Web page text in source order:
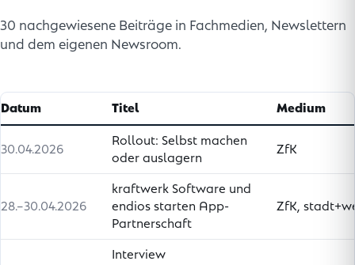
30 nachgewiesene Beiträge in Fachmedien, Newslettern
und dem eigenen Newsroom.
Datum Titel Medium
30.04.2026
Rollout: Selbst machen
oder auslagern
ZfK
28.–30.04.2026
kraftwerk Software und
endios starten App-
Partnerschaft
ZfK,
Interview